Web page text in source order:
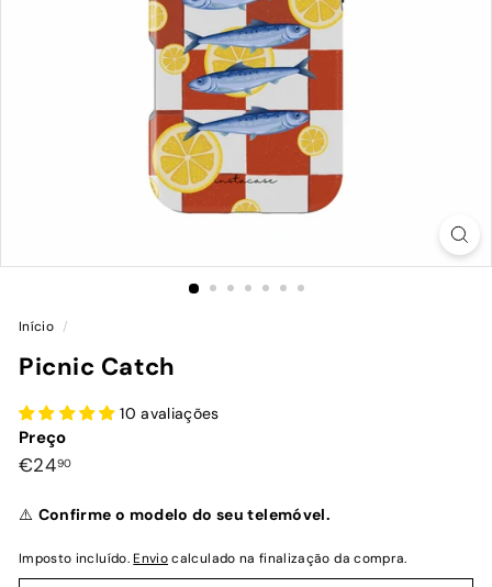
Início /
Picnic Catch
10 avaliações
Preço
Preço
€2490€24,90
⚠️ Confirme o modelo do seu telemóvel.
Imposto incluído.Enviocalculado na finalização da compra.